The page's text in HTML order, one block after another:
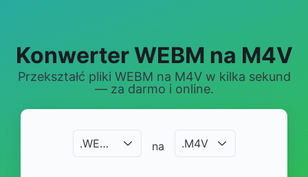
Konwerter WEBM na M4V
Przekształć pliki WEBM na M4V w kilka sekund
— za darmo i online.
.WEBM na .M4V